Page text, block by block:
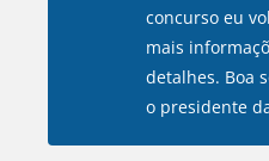
concurso eu
mais
detalhes. Boa
o presidente